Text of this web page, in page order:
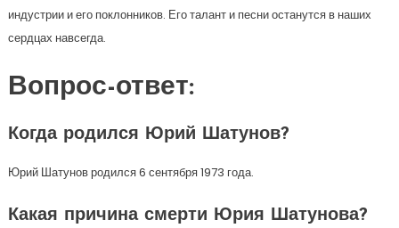
индустрии и его поклонников. Его талант и песни останутся в наших
сердцах навсегда.
Вопрос-ответ:
Когда родился Юрий Шатунов?
Юрий Шатунов родился 6 сентября 1973 года.
Какая причина смерти Юрия Шатунова?